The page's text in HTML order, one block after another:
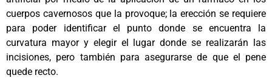
cuerpos cavernosos que la provoque; la erección se requiere
para poder identificar el punto donde se encuentra la
curvatura mayor y elegir el lugar donde se realizarán las
incisiones, pero también para asegurarse de que el pene
quede recto.